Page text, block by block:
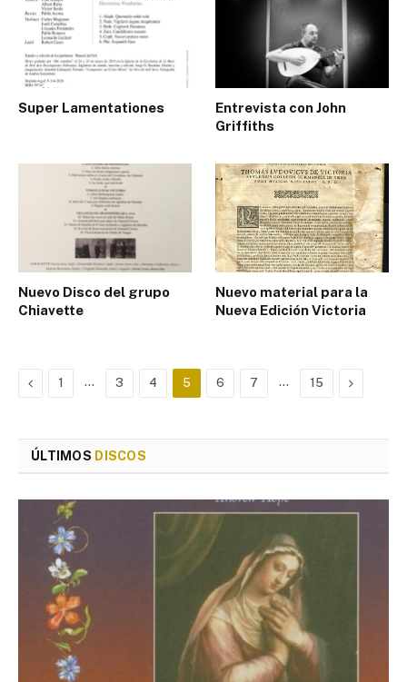
Super Lamentationes
Entrevista con John
Griffiths
Nuevo Disco del grupo
Chiavette
Nuevo material para la
Nueva Edición Victoria
Previous
1 … 3 4 5 6 7 … 15 Next
ÚLTIMOS DISCOS